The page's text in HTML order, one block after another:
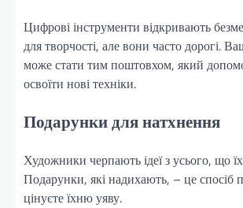
Цифрові інструменти відкривають
для творчості, але вони часто дорогі.
може стати тим поштовхом, який
освоїти нові техніки.
Подарунки для натхнення
Художники черпають ідеї з усього, що
Подарунки, які надихають, – це спосіб
цінуєте їхню уяву.